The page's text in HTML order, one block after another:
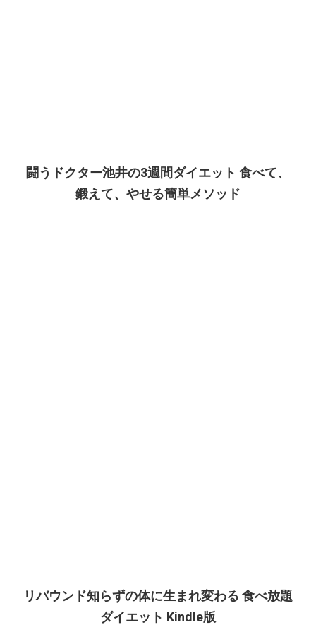
闘うドクター池井の3週間ダイエット 食べて、
鍛えて、やせる簡単メソッド
リバウンド知らずの体に生まれ変わる 食べ放題
ダイエット Kindle版